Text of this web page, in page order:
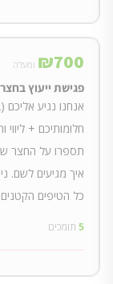
₪700 ומעלה
פגישת ייעוץ
אנחנו נגיע
חלומותיכם +
תספרו על החצר
איך מגיעים לשם.
כל הטיפים
5 תומכים